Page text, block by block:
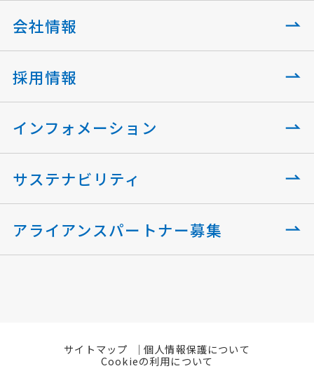
会社情報
採用情報
インフォメーション
サステナビリティ
アライアンスパートナー募集
サイトマップ
個人情報保護について
Cookieの利用について